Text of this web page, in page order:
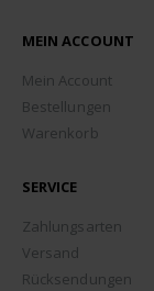
MEIN ACCOUNT
Mein Account
Bestellungen
Warenkorb
SERVICE
Zahlungsarten
Versand
Rücksendungen